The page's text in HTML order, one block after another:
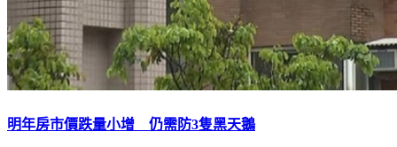
明年房市價跌量小增 仍需防3隻黑天鵝